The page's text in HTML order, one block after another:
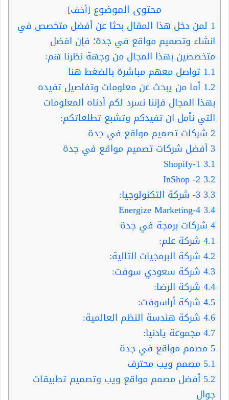
محتوى الموضوع [أخف]
1 لمن دخل هذا المقال بحثا عن أفضل متخصص في
انشاء وتصميم مواقع في جدة؛ فإن افضل
متخصصين بهذا المجال من وجهة نظرنا هم:
1.1 تواصل معهم مباشرة بالضغط هنا
1.2 أما من يبحث عن معلومات وتفاصيل تفيده
بهذا المجال فإننا نسرد لكم أدناه المعلومات
التي نأمل ان تفيدكم وتشبع تطلعاتكم:
2 شركات تصميم مواقع في جدة
3أفضل شركات تصميم مواقع في جدة
3.1
3.2
3.3
3.4
4 شركات برمجة في جدة
4.1 شركة علم:
4.2 شركة البرمجيات التالية:
4.3 شركة سعودي سوفت:
4.4 شركة الرضا:
4.5 شركة أراسوفت:
4.6 شركة هندسة النظم العالمية:
4.7مجموعة يادنيا:
5 مصمم مواقع في جدة
5.1 مصمم ويب محترف
5.2 أفضل مصمم مواقع ويب وتصميم تطبيقات
جوال